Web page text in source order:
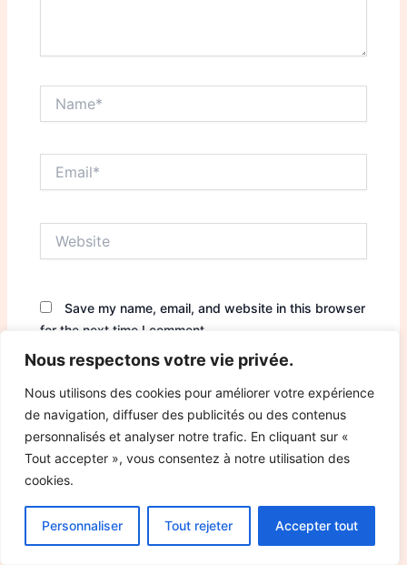
Nous respectons votre vie privée.
Nous utilisons des cookies pour améliorer votre expérience
de navigation, diffuser des publicités ou des contenus
personnalisés et analyser notre trafic. En cliquant sur «
Tout accepter », vous consentez à notre utilisation des
cookies.
Personnaliser Tout rejeter Accepter tout
Save my name, email, and website in this browser
for the next time I comment.